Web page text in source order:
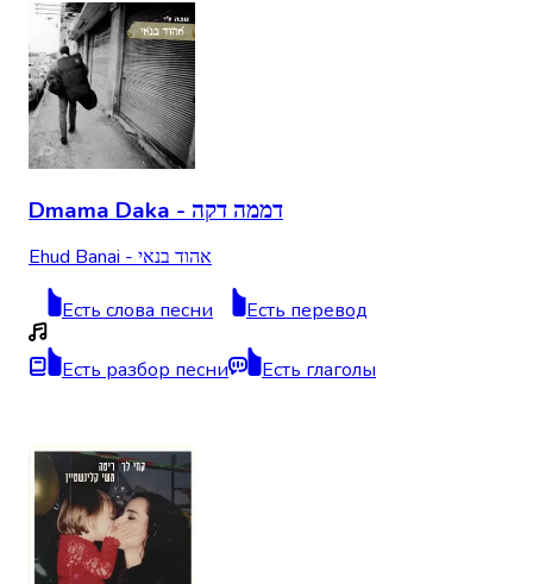
Dmama Daka - דממה דקה
Ehud Banai - אהוד בנאי
Есть слова песни Есть перевод
Есть разбор песни Есть глаголы